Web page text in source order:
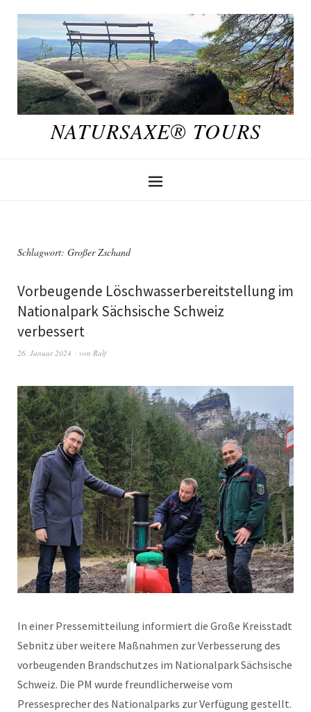
NATURSAXE® TOURS
Schlagwort: Großer Zschand
Vorbeugende Löschwasserbereitstellung im
Nationalpark Sächsische Schweiz
verbessert
26. Januar 2024 von Ralf
In einer Pressemitteilung informiert die Große Kreisstadt
Sebnitz über weitere Maßnahmen zur Verbesserung des
vorbeugenden Brandschutzes im Nationalpark Sächsische
Schweiz. Die PM wurde freundlicherweise vom
Pressesprecher des Nationalparks zur Verfügung gestellt.